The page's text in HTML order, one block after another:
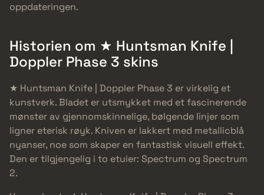
oppdateringen.
Historien om ★ Huntsman Knife |
Doppler Phase 3 skins
★ Huntsman Knife | Doppler Phase 3 er virkelig et
kunstverk. Bladet er utsmykket med et fascinerende
mønster av gjennomskinnelige, bølgende linjer som
ligner eterisk røyk. Kniven er lakkert med metallicblå
nyanser, noe som skaper en fantastisk visuell effekt.
Den er tilgjengelig i to etuier: Spectrum og Spectrum
2.